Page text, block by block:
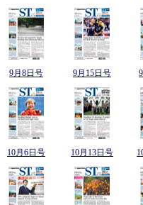
9月8日号 9月15日号
10月6日号 10月13日号